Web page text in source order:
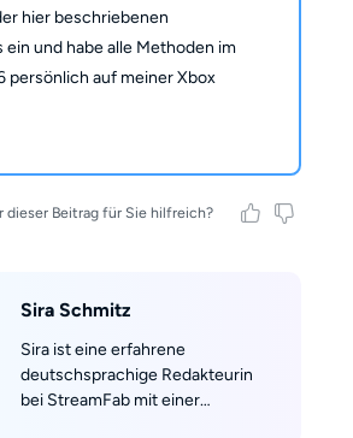
hier beschriebenen
ein und habe alle Methoden im
persönlich auf meiner Xbox
dieser Beitrag für Sie hilfreich?
Sira Schmitz
Sira ist eine erfahrene
deutschsprachige Redakteurin
bei StreamFab mit einer